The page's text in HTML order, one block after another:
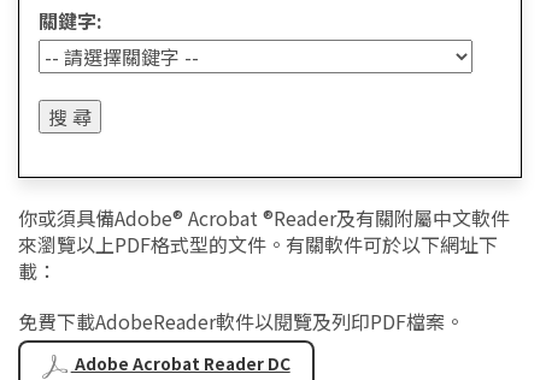
關鍵字:
你或須具備Adobe® Acrobat ®Reader及有關附屬中文軟件
來瀏覽以上PDF格式型的文件。有關軟件可於以下網址下
載：
免費下載AdobeReader軟件以閱覽及列印PDF檔案。
Adobe Acrobat Reader DC